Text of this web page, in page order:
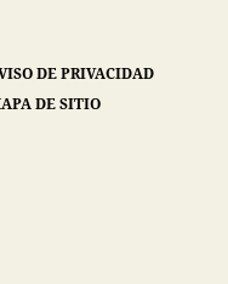
DE PRIVACIDAD
DE SITIO